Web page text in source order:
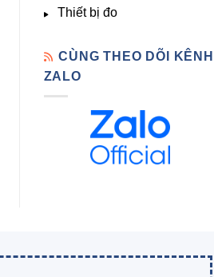
Thiết bị đo
CÙNG THEO DÕI KÊNH
ZALO